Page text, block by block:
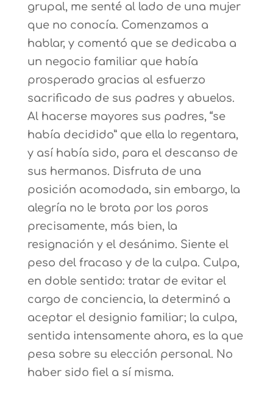
grupal, me senté al lado de una mujer
que no conocía. Comenzamos a
hablar, y comentó que se dedicaba a
un negocio familiar que había
prosperado gracias al esfuerzo
sacrificado de sus padres y abuelos.
Al hacerse mayores sus padres, “se
había decidido” que ella lo regentara,
y así había sido, para el descanso de
sus hermanos. Disfruta de una
posición acomodada, sin embargo, la
alegría no le brota por los poros
precisamente, más bien, la
resignación y el desánimo. Siente el
peso del fracaso y de la culpa. Culpa,
en doble sentido: tratar de evitar el
cargo de conciencia, la determinó a
aceptar el designio familiar; la culpa,
sentida intensamente ahora, es la que
pesa sobre su elección personal. No
haber sido fiel a sí misma.